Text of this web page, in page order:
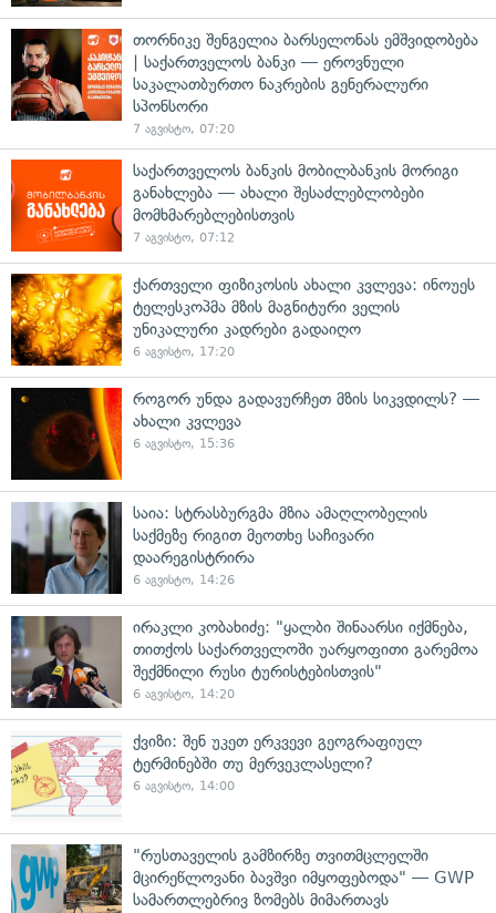
თორნიკე შენგელია ბარსელონას ემშვიდობება
| საქართველოს ბანკი — ეროვნული
საკალათბურთო ნაკრების გენერალური
სპონსორი
7 აგვისტო, 07:20
საქართველოს ბანკის მობილბანკის მორიგი
განახლება — ახალი შესაძლებლობები
მომხმარებლებისთვის
7 აგვისტო, 07:12
ქართველი ფიზიკოსის ახალი კვლევა: ინოუეს
ტელესკოპმა მზის მაგნიტური ველის
უნიკალური კადრები გადაიღო
6 აგვისტო, 17:20
როგორ უნდა გადავურჩეთ მზის სიკვდილს? —
ახალი კვლევა
6 აგვისტო, 15:36
საია: სტრასბურგმა მზია ამაღლობელის
საქმეზე რიგით მეოთხე საჩივარი
დაარეგისტრირა
6 აგვისტო, 14:26
ირაკლი კობახიძე: "ყალბი შინაარსი იქმნება,
თითქოს საქართველოში უარყოფითი გარემოა
შექმნილი რუსი ტურისტებისთვის"
6 აგვისტო, 14:20
ქვიზი: შენ უკეთ ერკვევი გეოგრაფიულ
ტერმინებში თუ მერვეკლასელი?
6 აგვისტო, 14:00
"რუსთაველის გამზირზე თვითმცლელში
მცირეწლოვანი ბავშვი იმყოფებოდა" — GWP
სამართლებრივ ზომებს მიმართავს